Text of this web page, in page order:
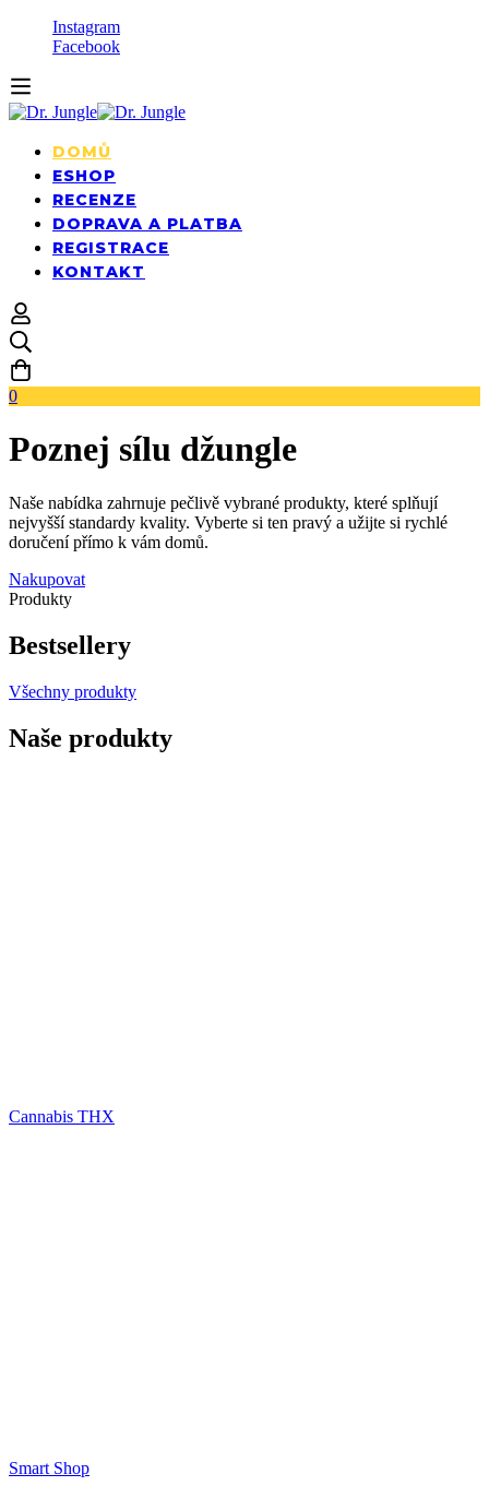
Instagram
Facebook
DOMŮ
ESHOP
RECENZE
DOPRAVA A PLATBA
REGISTRACE
KONTAKT
0
Poznej sílu džungle
Naše nabídka zahrnuje pečlivě vybrané produkty, které splňují
nejvyšší standardy kvality. Vyberte si ten pravý a užijte si rychlé
doručení přímo k vám domů.
Nakupovat
Produkty
Bestsellery
Všechny produkty
Naše produkty
Cannabis THX
Smart Shop